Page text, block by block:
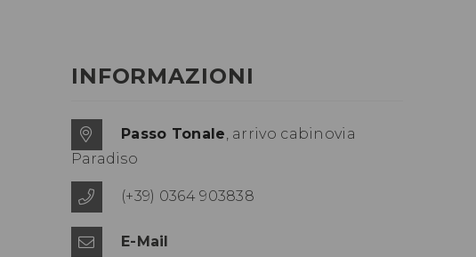
INFORMAZIONI
Passo Tonale , arrivo cabinovia
Paradiso
(+39) 0364 903838
E-Mail